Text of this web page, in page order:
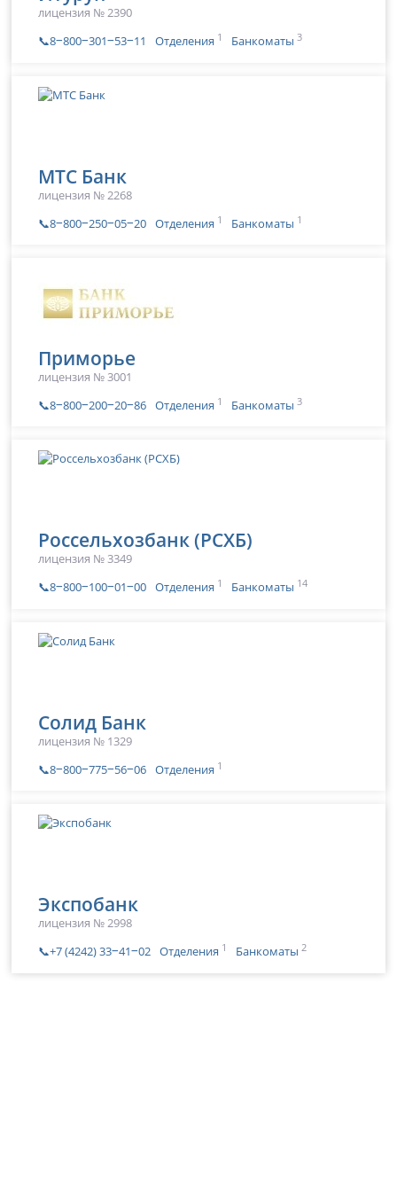
лицензия № 2390
📞8‒800‒301‒53‒11
Отделения 1 Банкоматы 3
МТС Банк
лицензия № 2268
📞8‒800‒250‒05‒20 Отделения 1 Банкоматы 1
Приморье
лицензия № 3001
📞8‒800‒200‒20‒86 Отделения 1 Банкоматы 3
Россельхозбанк (РСХБ)
лицензия № 3349
📞8‒800‒100‒01‒00 Отделения 1 Банкоматы 14
Солид Банк
лицензия № 1329
📞8‒800‒775‒56‒06 Отделения 1
Экспобанк
лицензия № 2998
📞+7 (4242) 33‒41‒02 Отделения 1 Банкоматы 2